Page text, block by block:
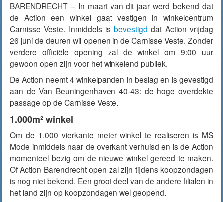
BARENDRECHT – In maart van dit jaar werd bekend dat
de Action een winkel gaat vestigen in winkelcentrum
Carnisse Veste. Inmiddels is bevestigd dat Action vrijdag
26 juni de deuren wil openen in de Carnisse Veste. Zonder
verdere officiële opening zal de winkel om 9:00 uur
gewoon open zijn voor het winkelend publiek.
De Action neemt 4 winkelpanden in beslag en is gevestigd
aan de Van Beuningenhaven 40-43: de hoge overdekte
passage op de Carnisse Veste.
1.000m² winkel
Om de 1.000 vierkante meter winkel te realiseren is MS
Mode inmiddels naar de overkant verhuisd en is de Action
momenteel bezig om de nieuwe winkel gereed te maken.
Of Action Barendrecht open zal zijn tijdens koopzondagen
is nog niet bekend. Een groot deel van de andere filialen in
het land zijn op koopzondagen wel geopend.